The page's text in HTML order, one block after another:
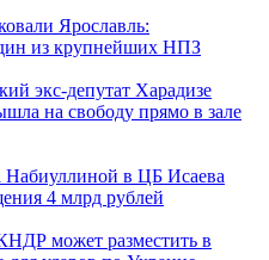
Ярославль:
из крупнейших НПЗ
экс-депутат Харадизе
на свободу прямо в зале
Набиуллиной в ЦБ Исаева
4 млрд рублей
может разместить в